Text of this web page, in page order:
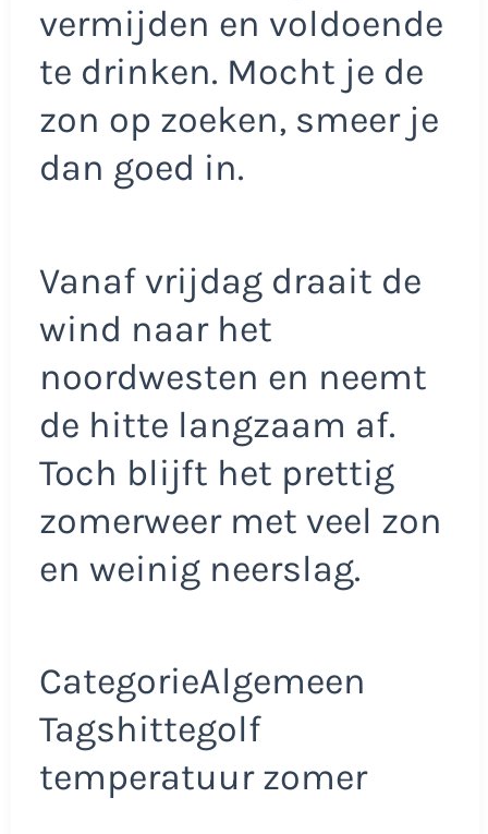
vermijden en voldoende
te drinken. Mocht je de
zon op zoeken, smeer je
dan goed in.
Vanaf vrijdag draait de
wind naar het
noordwesten en neemt
de hitte langzaam af.
Toch blijft het prettig
zomerweer met veel zon
en weinig neerslag.
CategorieAlgemeen
Tagshittegolf
temperatuur zomer